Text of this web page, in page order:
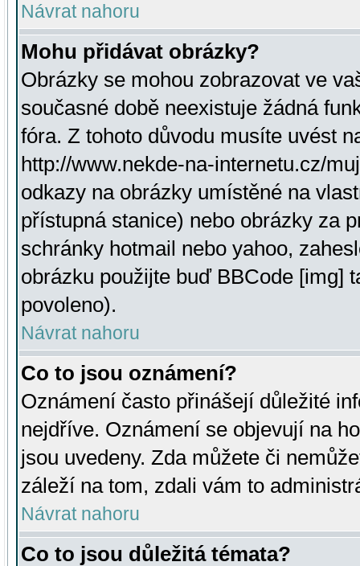
Návrat nahoru
Mohu přidávat obrázky?
Obrázky se mohou zobrazovat ve
současné době neexistuje žádná
fóra. Z tohoto důvodu musíte uvést
http://www.nekde-na-internetu.cz/
odkazy na obrázky umístěné na
přístupná stanice) nebo obrázky za
schránky hotmail nebo yahoo,
obrázku použijte buď BBCode [img]
povoleno).
Návrat nahoru
Co to jsou oznámení?
Oznámení často přinášejí důležité
nejdříve. Oznámení se objevují na
jsou uvedeny. Zda můžete či
záleží na tom, zdali vám to
Návrat nahoru
Co to jsou důležitá témata?